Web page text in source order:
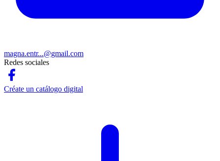
magna.entr...@gmail.com
Redes sociales
Créate un catálogo digital